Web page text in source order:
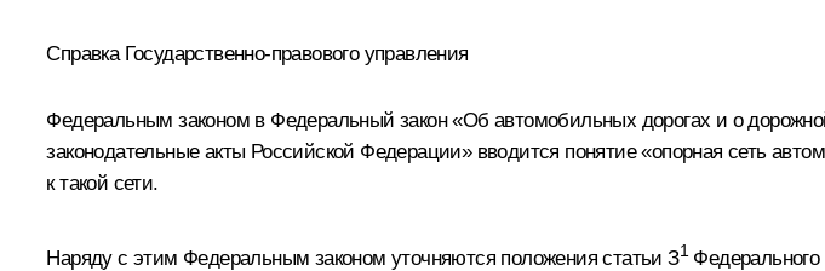
Справка Государственно-правового управления
Федеральным законом в Федеральный закон «Об автомобильных дорогах и о
законодательные акты Российской Федерации» вводится понятие «опорная сеть
к такой сети.
Наряду с этим Федеральным законом уточняются положения статьи З1Федерального